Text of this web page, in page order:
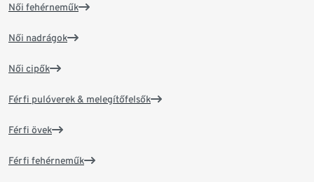
Női fehérneműk
Női nadrágok
Női cipők
Férfi pulóverek & melegítőfelsők
Férfi övek
Férfi fehérneműk